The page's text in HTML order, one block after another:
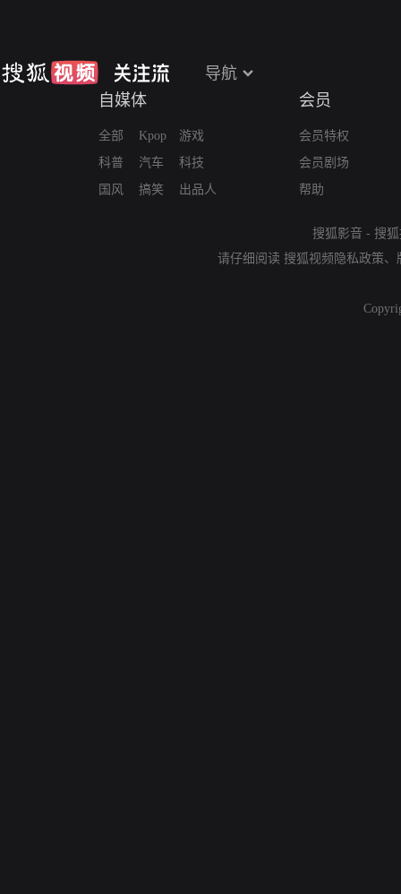
导航
自媒体
全部
科普
国风
Kpop
汽车
搞笑
游戏
科技
出品人
会员
会员特权
会员剧场
帮助
搜狐影音 - 搜
请仔细阅读 搜狐视频隐私政策、